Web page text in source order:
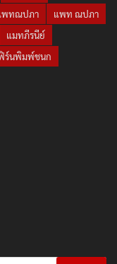
พทณปภา
แพท ณปภา
แมทภีรนีย์
ร์นพิมพ์ชนก